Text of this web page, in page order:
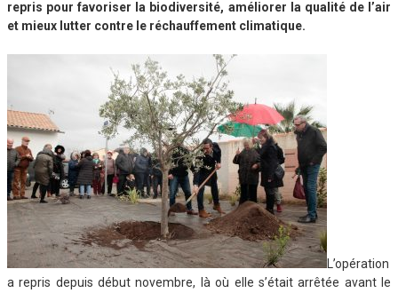
repris pour favoriser la biodiversité, améliorer la qualité de l’air
et mieux lutter contre le réchauffement climatique.
L’opération
a repris depuis début novembre, là où elle s’était arrêtée avant le